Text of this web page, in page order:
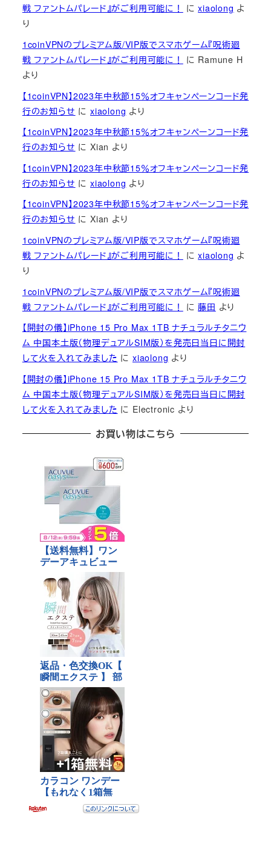
戦 ファントムパレード』がご利用可能に！
にxiaolong よ
り
1coinVPNのプレミアム版/VIP版でスマホゲーム『呪術廻
戦 ファントムパレード』がご利用可能に！
に Ramune H
より
【1coinVPN】2023年中秋節15％オフキャンペーンコード発
行のお知らせ にxiaolong より
【1coinVPN】2023年中秋節15％オフキャンペーンコード発
行のお知らせ にXian より
【1coinVPN】2023年中秋節15％オフキャンペーンコード発
行のお知らせ にxiaolong より
【1coinVPN】2023年中秋節15％オフキャンペーンコード発
行のお知らせ にXian より
1coinVPNのプレミアム版/VIP版でスマホゲーム『呪術廻
戦 ファントムパレード』がご利用可能に！
にxiaolong よ
り
1coinVPNのプレミアム版/VIP版でスマホゲーム『呪術廻
戦 ファントムパレード』がご利用可能に！
に藤田 より
【開封の儀】iPhone 15 Pro Max 1TB ナチュラルチタニウ
ム 中国本土版（物理デュアルSIM版）を発売日当日に開封
して火を入れてみました にxiaolong より
【開封の儀】iPhone 15 Pro Max 1TB ナチュラルチタニウ
ム 中国本土版（物理デュアルSIM版）を発売日当日に開封
して火を入れてみました に Electronic より
お買い物はこちら